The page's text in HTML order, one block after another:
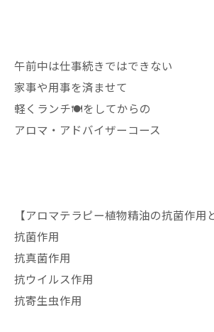
午前中は仕事続きではできない
家事や用事を済ませて
軽くランチ🍽️をしてからの
アロマ・アドバイザーコース
【アロマテラピー植物精油の抗菌作用
抗菌作用
抗真菌作用
抗ウイルス作用
抗寄生虫作用